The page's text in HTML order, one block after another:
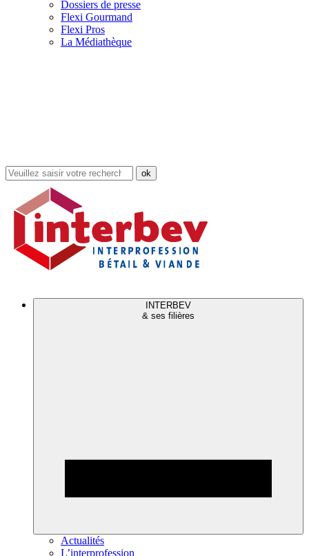
Dossiers de presse
Flexi Gourmand
Flexi Pros
La Médiathèque
Rechercher
dans
site
INTERBEV
& ses filières
Actualités
L’interprofession